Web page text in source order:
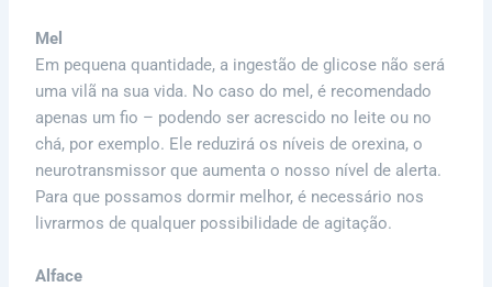
Mel
Em pequena quantidade, a ingestão de glicose não será
uma vilã na sua vida. No caso do mel, é recomendado
apenas um fio – podendo ser acrescido no leite ou no
chá, por exemplo. Ele reduzirá os níveis de orexina, o
neurotransmissor que aumenta o nosso nível de alerta.
Para que possamos dormir melhor, é necessário nos
livrarmos de qualquer possibilidade de agitação.
Alface